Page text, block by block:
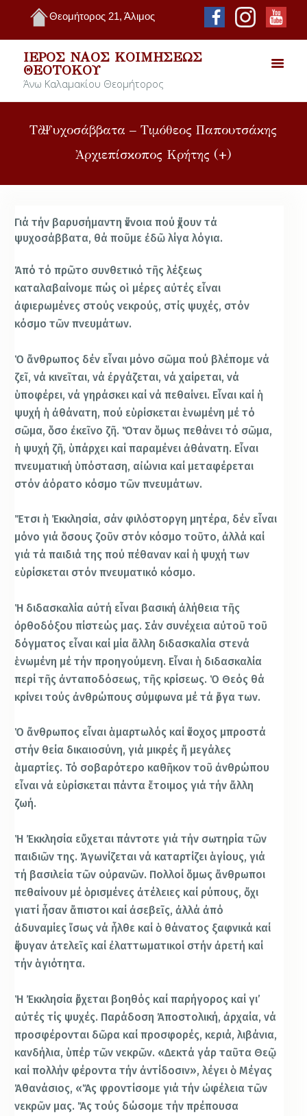
Θεομήτορος 21, Άλιμος
ΙΕΡΌΣ ΝΑΌΣ ΚΟΙΜΉΣΕΩΣ
ΘΕΟΤΌΚΟΥ
Άνω Καλαμακίου Θεομήτορος
Τὰ Ψυχοσάββατα – Τιμόθεος Παπουτσάκης
Ἀρχιεπίσκοπος Κρήτης (+)
Γιά τήν βαρυσήμαντη ἔννοια πού ἔχουν τά
ψυχοσάββατα, θά ποῦμε ἐδῶ λίγα λόγια.
Ἀπό τό πρῶτο συνθετικό τῆς λέξεως
καταλαβαίνομε πώς οἱ μέρες αὐτές εἶναι
ἀφιερωμένες στούς νεκρούς, στίς ψυχές, στόν
κόσμο τῶν πνευμάτων.
Ὁ ἄνθρωπος δέν εἶναι μόνο σῶμα πού βλέπομε νά
ζεῖ, νά κινεῖται, νά ἐργάζεται, νά χαίρεται, νά
ὑποφέρει, νά γηράσκει καί νά πεθαίνει. Εἶναι καί ἡ
ψυχή ἡ ἀθάνατη, πού εὑρίσκεται ἑνωμένη μέ τό
σῶμα, ὅσο ἐκεῖνο ζῆ. Ὅταν ὅμως πεθάνει τό σῶμα,
ἡ ψυχή ζῆ, ὑπάρχει καί παραμένει ἀθάνατη. Εἶναι
πνευματική ὑπόσταση, αἰώνια καί μεταφέρεται
στόν ἀόρατο κόσμο τῶν πνευμάτων.
Ἔτσι ἡ Ἐκκλησία, σάν φιλόστοργη μητέρα, δέν εἶναι
μόνο γιά ὅσους ζοῦν στόν κόσμο τοῦτο, ἀλλά καί
γιά τά παιδιά της πού πέθαναν καί ἡ ψυχή των
εὑρίσκεται στόν πνευματικό κόσμο.
Ἡ διδασκαλία αὐτή εἶναι βασική ἀλήθεια τῆς
ὀρθοδόξου πίστεώς μας. Σάν συνέχεια αὐτοῦ τοῦ
δόγματος εἶναι καί μία ἄλλη διδασκαλία στενά
ἑνωμένη μέ τήν προηγούμενη. Εἶναι ἡ διδασκαλία
περί τῆς ἀνταποδόσεως, τῆς κρίσεως. Ὁ Θεός θά
κρίνει τούς ἀνθρώπους σύμφωνα μέ τά ἔργα των.
Ὁ ἄνθρωπος εἶναι ἁμαρτωλός καί ἔνοχος μπροστά
στήν θεία δικαιοσύνη, γιά μικρές ἤ μεγάλες
ἁμαρτίες. Τό σοβαρότερο καθῆκον τοῦ ἀνθρώπου
εἶναι νά εὑρίσκεται πάντα ἕτοιμος γιά τήν ἄλλη
ζωή.
Ἡ Ἐκκλησία εὔχεται πάντοτε γιά τήν σωτηρία τῶν
παιδιῶν της. Ἀγωνίζεται νά καταρτίζει ἁγίους, γιά
τή βασιλεία τῶν οὐρανῶν. Πολλοί ὅμως ἄνθρωποι
πεθαίνουν μέ ὁρισμένες ἀτέλειες καί ρύπους, ὄχι
γιατί ἦσαν ἄπιστοι καί ἀσεβεῖς, ἀλλά ἀπό
ἀδυναμίες ἴσως νά ἦλθε καί ὁ θάνατος ξαφνικά καί
ἔφυγαν ἀτελεῖς καί ἐλαττωματικοί στήν ἀρετή καί
τήν ἁγιότητα.
Ἡ Ἐκκλησία ἔρχεται βοηθός καί παρήγορος καί γι’
αὐτές τίς ψυχές. Παράδοση Ἀποστολική, ἀρχαία, νά
προσφέρονται δῶρα καί προσφορές, κεριά, λιβάνια,
κανδήλια, ὑπέρ τῶν νεκρῶν. «Δεκτά γάρ ταῦτα Θεῷ
καί πολλήν φέροντα τήν ἀντίδοσιν», λέγει ὁ Μέγας
Ἀθανάσιος, «Ἄς φροντίσομε γιά τήν ὠφέλεια τῶν
νεκρῶν μας. Ἄς τούς δώσομε τήν πρέπουσα